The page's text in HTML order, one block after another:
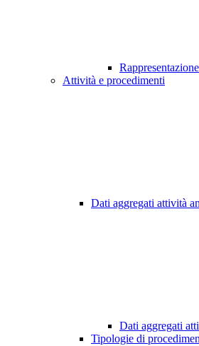
Attività e procedimenti
Dati aggregati attività
Dati aggregati
Tipologie di